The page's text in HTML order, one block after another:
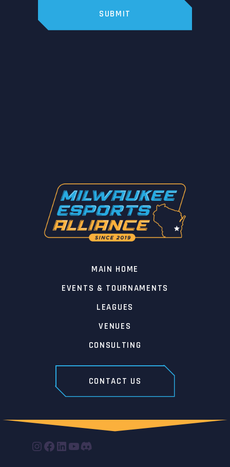
SUBMIT
MAIN HOME
EVENTS & TOURNAMENTS
LEAGUES
VENUES
CONSULTING
CONTACT US
INSTAGRAM
FACEBOOK
LINKEDIN
YOUTUBE
DISCORD